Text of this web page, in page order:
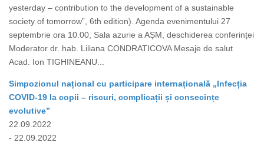
yesterday – contribution to the development of a sustainable
society of tomorrow”, 6th edition). Agenda evenimentului 27
septembrie ora 10.00, Sala azurie a AȘM, deschiderea conferinței
Moderator dr. hab. Liliana CONDRATICOVA Mesaje de salut
Acad. Ion TIGHINEANU...
Simpozionul național cu participare internațională „Infecția
COVID-19 la copii – riscuri, complicații și consecințe
evolutive”
22.09.2022
- 22.09.2022